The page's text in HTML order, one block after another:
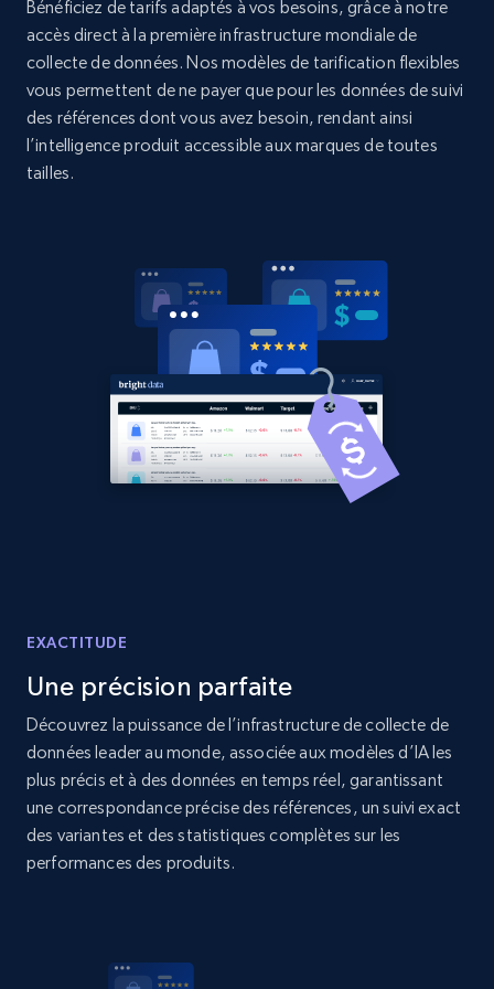
2.1K+ 375+ Commencer
Amazon products global dataset - Collects
products by best sellers category URL
375+ Commencer
Amazon products global dataset - Collect
Amazon products by seller URL
Title, Seller name, Brand, Description, Initial
price, Currency, Availability, Reviews count, and
Amazon products global dataset - Collect
products from Brands URLs
Title, Seller name, Brand, Description, Initial
price, Currency, Availability, Reviews count, and
more.
2.1K+ 375+
Bénéficiez de tarifs adaptés à vos besoins, grâce à notre
accès direct à la première infrastructure mondiale de
collecte de données. Nos modèles de tarification flexibles
vous permettent de ne payer que pour les données de suivi
des références dont vous avez besoin, rendant ainsi
l’intelligence produit accessible aux marques de toutes
tailles.
EXACTITUDE
Une précision parfaite
Découvrez la puissance de l’infrastructure de collecte de
données leader au monde, associée aux modèles d’IA les
plus précis et à des données en temps réel, garantissant
une correspondance précise des références, un suivi exact
des variantes et des statistiques complètes sur les
performances des produits.